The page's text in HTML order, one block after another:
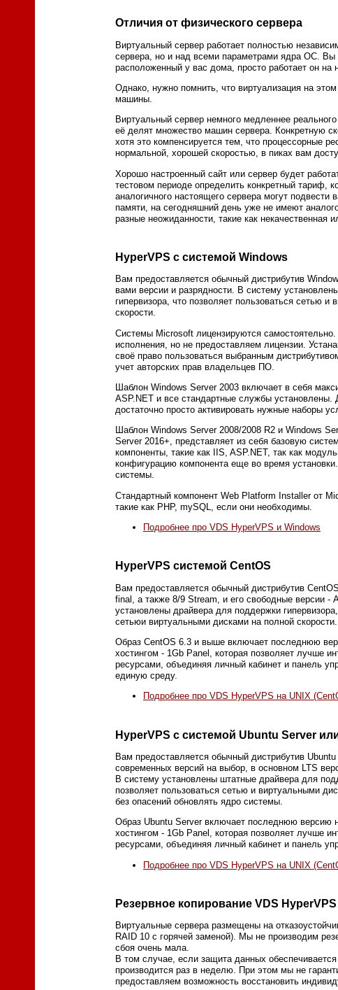
Отличия от физического сервера
Виртуальный сервер работает полностью
сервера, но и над всеми параметрами ядра ОС. Вы
расположенный у вас дома, просто работает он на
Однако, нужно помнить, что виртуализация на
машины.
Виртуальный сервер немного медленнее
её делят множество машин сервера. Конкретную
хотя это компенсируется тем, что процессорные
нормальной, хорошей скоростью, в пиках вам
Хорошо настроенный сайт или сервер будет
тестовом периоде определить конкретный тариф,
аналогичного настоящего сервера могут
памяти, на сегодняшний день уже не имеют
разные неожиданности, такие как некачественная
HyperVPS с системой Windows
Вам предоставляется обычный дистрибутив
вами версии и разрядности. В систему
гипервизора, что позволяет пользоваться сетью
скорости.
Системы Microsoft лицензируются
исполнения, но не предоставляем лицензии.
своё право пользоваться выбранным
учет авторских прав владельцев ПО.
Шаблон Windows Server 2003 включает в себя
ASP.NET и все стандартные службы установлены.
достаточно просто активировать нужные наборы
Шаблон Windows Server 2008/2008 R2 и Windows
Server 2016+, представляет из себя базовую
компоненты, такие как IIS, ASP.NET, так как
конфигурацию компонента еще во время
системы.
Стандартный компонент Web Platform Installer от
такие как PHP, mySQL, если они необходимы.
Подробнее про VDS HyperVPS и Windows
HyperVPS системой CentOS
Вам предоставляется обычный дистрибутив
final, а также 8/9 Stream, и его свободные версии -
установлены драйвера для поддержки
сетьюи виртуальными дисками на полной скорости.
Образ CentOS 6.3 и выше включает последнюю
хостингом - 1Gb Panel, которая позволяет лучше
ресурсами, объединяя личный кабинет и панель
единую среду.
Подробнее про VDS HyperVPS на UNIX
HyperVPS с системой Ubuntu Server
Вам предоставляется обычный дистрибутив
современных версий на выбор, в основном LTS
В систему установлены штатные драйвера для
позволяет пользоваться сетью и виртуальными
без опасений обновлять ядро системы.
Образ Ubuntu Server включает последнюю версию
хостингом - 1Gb Panel, которая позволяет лучше
ресурсами, объединяя личный кабинет и панель
Подробнее про VDS HyperVPS на UNIX
Резервное копирование VDS HyperVPS
Виртуальные сервера размещены на
RAID 10 с горячей заменой). Мы не производим
сбоя очень мала.
В том случае, если защита данных
производится раз в неделю. При этом мы не
предоставляем возможность восстановить